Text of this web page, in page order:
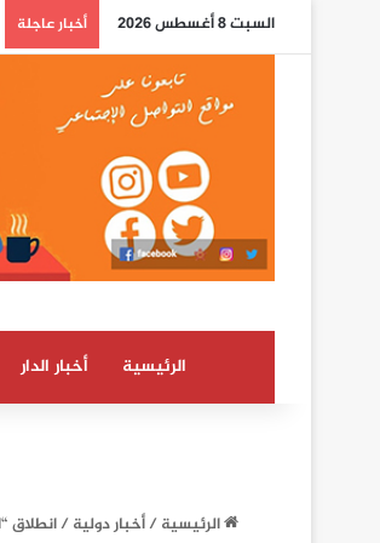
السبت 8 أغسطس 2026 أخبار عاجلة
الرئيسية أخبار الدار
الرئيسية/أخبار دولية/انطلاق